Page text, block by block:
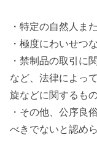
・特定の自然人ま
・極度にわいせつ
・禁制品の取引に
など、法律によっ
旋などに関するも
・その他、公序良
べきでないと認め